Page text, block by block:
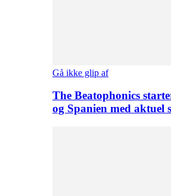
Gå ikke glip af
The Beatophonics
og Spanien med aktuel